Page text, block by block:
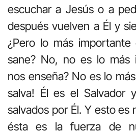
escuchar a Jesús o a
después vuelven a Él y
¿Pero lo más
sane? No, no es lo más
nos enseña? No es lo
salva! Él es el Salvador
salvados por Él. Y esto es
ésta es la fuerza de